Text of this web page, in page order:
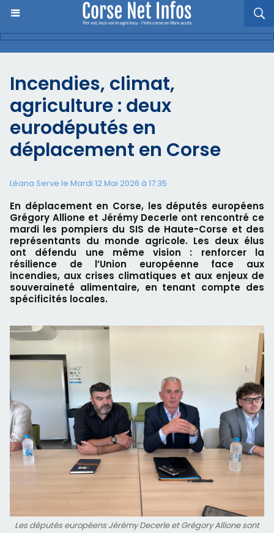
Incendies, climat,
agriculture : deux
eurodéputés en
déplacement en Corse
Léana Serve le Mardi 12 Mai 2026 à 17:35
En déplacement en Corse, les députés européens
Grégory Allione et Jérémy Decerle ont rencontré ce
mardi les pompiers du SIS de Haute-Corse et des
représentants du monde agricole. Les deux élus
ont défendu une même vision : renforcer la
résilience de l’Union européenne face aux
incendies, aux crises climatiques et aux enjeux de
souveraineté alimentaire, en tenant compte des
spécificités locales.
Les députés européens Jérémy Decerle et Grégory Allione sont